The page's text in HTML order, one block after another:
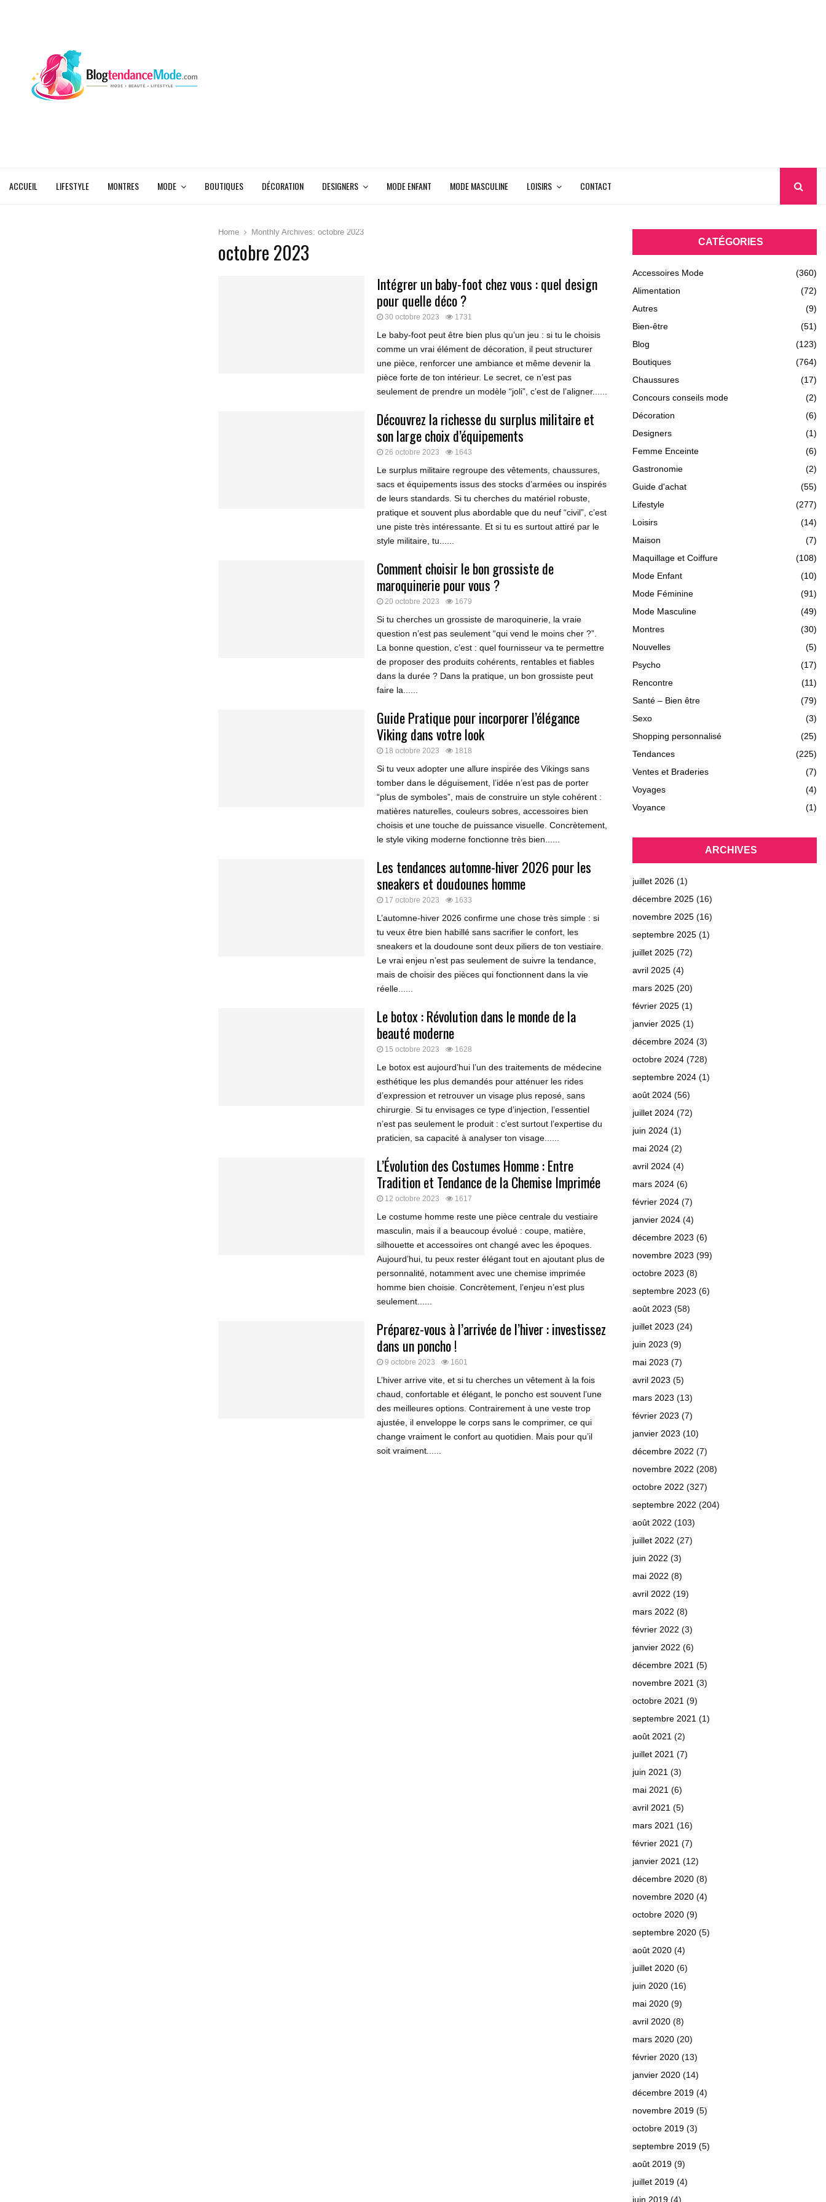
ACCUEIL LIFESTYLE MONTRES MODE BOUTIQUES DÉCORATION DESIGNERS MODE ENFANT MODE MASCULINE LOISIRS CONTACT
Home Monthly Archives: octobre 2023
octobre 2023
Intégrer un baby-foot chez vous : quel design
pour quelle déco ?
30 octobre 2023 1731
Le baby-foot peut être bien plus qu’un jeu : si tu le choisis
comme un vrai élément de décoration, il peut structurer
une pièce, renforcer une ambiance et même devenir la
pièce forte de ton intérieur. Le secret, ce n’est pas
seulement de prendre un modèle “joli”, c’est de l’aligner......
Découvrez la richesse du surplus militaire et
son large choix d’équipements
26 octobre 2023 1643
Le surplus militaire regroupe des vêtements, chaussures,
sacs et équipements issus des stocks d’armées ou inspirés
de leurs standards. Si tu cherches du matériel robuste,
pratique et souvent plus abordable que du neuf “civil”, c’est
une piste très intéressante. Et si tu es surtout attiré par le
style militaire, tu......
Comment choisir le bon grossiste de
maroquinerie pour vous ?
20 octobre 2023 1679
Si tu cherches un grossiste de maroquinerie, la vraie
question n’est pas seulement “qui vend le moins cher ?”.
La bonne question, c’est : quel fournisseur va te permettre
de proposer des produits cohérents, rentables et fiables
dans la durée ? Dans la pratique, un bon grossiste peut
faire la......
Guide Pratique pour incorporer l’élégance
Viking dans votre look
18 octobre 2023 1818
Si tu veux adopter une allure inspirée des Vikings sans
tomber dans le déguisement, l’idée n’est pas de porter
“plus de symboles”, mais de construire un style cohérent :
matières naturelles, couleurs sobres, accessoires bien
choisis et une touche de puissance visuelle. Concrètement,
le style viking moderne fonctionne très bien......
Les tendances automne-hiver 2026 pour les
sneakers et doudounes homme
17 octobre 2023 1633
L’automne-hiver 2026 confirme une chose très simple : si
tu veux être bien habillé sans sacrifier le confort, les
sneakers et la doudoune sont deux piliers de ton vestiaire.
Le vrai enjeu n’est pas seulement de suivre la tendance,
mais de choisir des pièces qui fonctionnent dans la vie
réelle......
Le botox : Révolution dans le monde de la
beauté moderne
15 octobre 2023 1628
Le botox est aujourd’hui l’un des traitements de médecine
esthétique les plus demandés pour atténuer les rides
d’expression et retrouver un visage plus reposé, sans
chirurgie. Si tu envisages ce type d’injection, l’essentiel
n’est pas seulement le produit : c’est surtout l’expertise du
praticien, sa capacité à analyser ton visage......
L’Évolution des Costumes Homme : Entre
Tradition et Tendance de la Chemise Imprimée
12 octobre 2023 1617
Le costume homme reste une pièce centrale du vestiaire
masculin, mais il a beaucoup évolué : coupe, matière,
silhouette et accessoires ont changé avec les époques.
Aujourd’hui, tu peux rester élégant tout en ajoutant plus de
personnalité, notamment avec une chemise imprimée
homme bien choisie. Concrètement, l’enjeu n’est plus
seulement......
Préparez-vous à l’arrivée de l’hiver : investissez
dans un poncho !
9 octobre 2023 1601
L’hiver arrive vite, et si tu cherches un vêtement à la fois
chaud, confortable et élégant, le poncho est souvent l’une
des meilleures options. Contrairement à une veste trop
ajustée, il enveloppe le corps sans le comprimer, ce qui
change vraiment le confort au quotidien. Mais pour qu’il
soit vraiment......
CATÉGORIES
Accessoires Mode
(360)
Alimentation
(72)
Autres
(9)
Bien-être
(51)
Blog
(123)
Boutiques
(764)
Chaussures
(17)
Concours conseils mode
(2)
Décoration
(6)
Designers
(1)
Femme Enceinte
(6)
Gastronomie
(2)
Guide d'achat
(55)
Lifestyle
(277)
Loisirs
(14)
Maison
(7)
Maquillage et Coiffure
(108)
Mode Enfant
(10)
Mode Féminine
(91)
Mode Masculine
(49)
Montres
(30)
Nouvelles
(5)
Psycho
(17)
Rencontre
(11)
Santé – Bien être
(79)
Sexo
(3)
Shopping personnalisé
(25)
Tendances
(225)
Ventes et Braderies
(7)
Voyages
(4)
Voyance
(1)
ARCHIVES
juillet 2026 (1)
décembre 2025 (16)
novembre 2025 (16)
septembre 2025 (1)
juillet 2025 (72)
avril 2025 (4)
mars 2025 (20)
février 2025 (1)
janvier 2025 (1)
décembre 2024 (3)
octobre 2024 (728)
septembre 2024 (1)
août 2024 (56)
juillet 2024 (72)
juin 2024 (1)
mai 2024 (2)
avril 2024 (4)
mars 2024 (6)
février 2024 (7)
janvier 2024 (4)
décembre 2023 (6)
novembre 2023 (99)
octobre 2023 (8)
septembre 2023 (6)
août 2023 (58)
juillet 2023 (24)
juin 2023 (9)
mai 2023 (7)
avril 2023 (5)
mars 2023 (13)
février 2023 (7)
janvier 2023 (10)
décembre 2022 (7)
novembre 2022 (208)
octobre 2022 (327)
septembre 2022 (204)
août 2022 (103)
juillet 2022 (27)
juin 2022 (3)
mai 2022 (8)
avril 2022 (19)
mars 2022 (8)
février 2022 (3)
janvier 2022 (6)
décembre 2021 (5)
novembre 2021 (3)
octobre 2021 (9)
septembre 2021 (1)
août 2021 (2)
juillet 2021 (7)
juin 2021 (3)
mai 2021 (6)
avril 2021 (5)
mars 2021 (16)
février 2021 (7)
janvier 2021 (12)
décembre 2020 (8)
novembre 2020 (4)
octobre 2020 (9)
septembre 2020 (5)
août 2020 (4)
juillet 2020 (6)
juin 2020 (16)
mai 2020 (9)
avril 2020 (8)
mars 2020 (20)
février 2020 (13)
janvier 2020 (14)
décembre 2019 (4)
novembre 2019 (5)
octobre 2019 (3)
septembre 2019 (5)
août 2019 (9)
juillet 2019 (4)
juin 2019 (4)